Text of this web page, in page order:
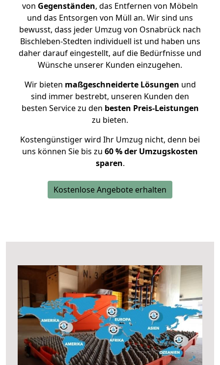
von Gegenständen, das Entfernen von Möbeln
und das Entsorgen von Müll an. Wir sind uns
bewusst, dass jeder Umzug von Osnabrück nach
Bischleben-Stedten individuell ist und haben uns
daher darauf eingestellt, auf die Bedürfnisse und
Wünsche unserer Kunden einzugehen.
Wir bieten maßgeschneiderte Lösungen und
sind immer bestrebt, unseren Kunden den
besten Service zu den besten Preis-Leistungen
zu bieten.
Kostengünstiger wird Ihr Umzug nicht, denn bei
uns können Sie bis zu 60 % der Umzugskosten
sparen.
Kostenlose Angebote erhalten